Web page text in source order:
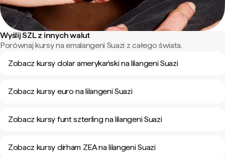
Wyślij SZL z innych walut
Porównaj kursy na emalangeni Suazi z całego świata.
Zobacz kursy dolar amerykański na lilangeni Suazi
Zobacz kursy euro na lilangeni Suazi
Zobacz kursy funt szterling na lilangeni Suazi
Zobacz kursy dirham ZEA na lilangeni Suazi